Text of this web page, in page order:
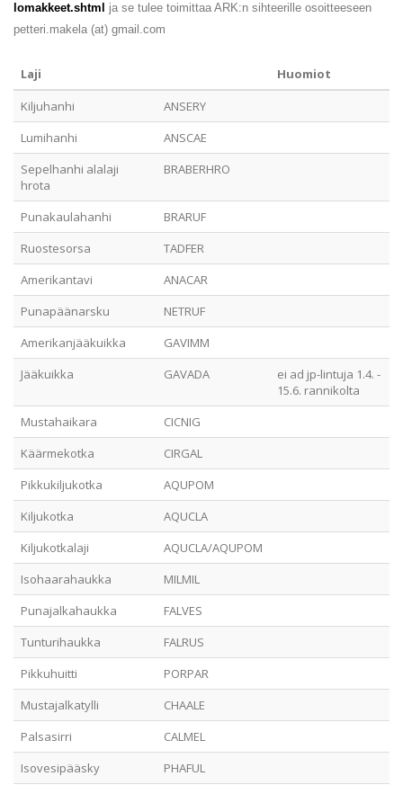
lomakkeet.shtml
ja se tulee toimittaa ARK:n sihteerille osoitteeseen
petteri.makela (at) gmail.com
Laji
Huomiot
Kiljuhanhi
ANSERY
Lumihanhi
ANSCAE
Sepelhanhi alalaji
hrota
BRABERHRO
Punakaulahanhi
BRARUF
Ruostesorsa
TADFER
Amerikantavi
ANACAR
Punapäänarsku
NETRUF
Amerikanjääkuikka
GAVIMM
Jääkuikka
GAVADA
ei ad jp-lintuja 1.4. -
15.6. rannikolta
Mustahaikara
CICNIG
Käärmekotka
CIRGAL
Pikkukiljukotka
AQUPOM
Kiljukotka
AQUCLA
Kiljukotkalaji
AQUCLA/AQUPOM
Isohaarahaukka
MILMIL
Punajalkahaukka
FALVES
Tunturihaukka
FALRUS
Pikkuhuitti
PORPAR
Mustajalkatylli
CHAALE
Palsasirri
CALMEL
Isovesipääsky
PHAFUL